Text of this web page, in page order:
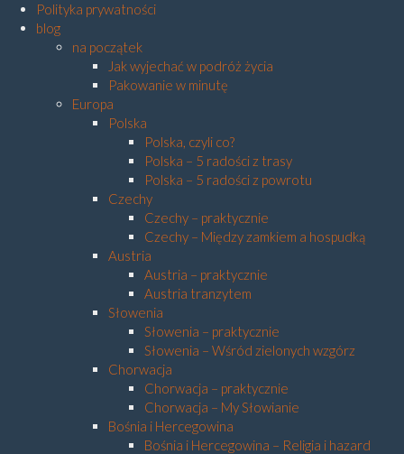
Polityka prywatności
blog
na początek
Jak wyjechać w podróż życia
Pakowanie w minutę
Europa
Polska
Polska, czyli co?
Polska – 5 radości z trasy
Polska – 5 radości z powrotu
Czechy
Czechy – praktycznie
Czechy – Między zamkiem a hospudką
Austria
Austria – praktycznie
Austria tranzytem
Słowenia
Słowenia – praktycznie
Słowenia – Wśród zielonych wzgórz
Chorwacja
Chorwacja – praktycznie
Chorwacja – My Słowianie
Bośnia i Hercegowina
Bośnia i Hercegowina – Religia i hazard